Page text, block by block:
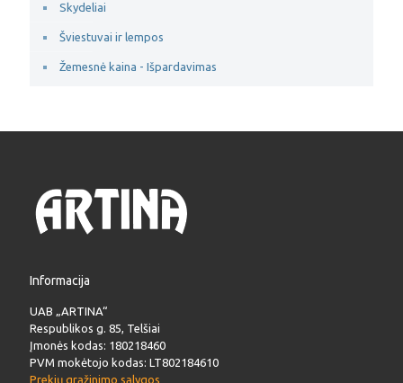
Skydeliai
Šviestuvai ir lempos
Žemesnė kaina - Išpardavimas
Informacija
UAB „ARTINA“
Respublikos g. 85, Telšiai
Įmonės kodas: 180218460
PVM mokėtojo kodas: LT802184610
Prekių grąžinimo sąlygos